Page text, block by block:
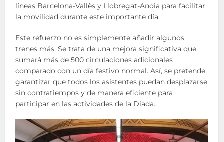
líneas Barcelona-Vallès y Llobregat-Anoia para facilitar
la movilidad durante este importante día.
Este refuerzo no es simplemente añadir algunos
trenes más. Se trata de una mejora significativa que
sumará más de 500 circulaciones adicionales
comparado con un día festivo normal. Así, se pretende
garantizar que todos los asistentes puedan desplazarse
sin contratiempos y de manera eficiente para
participar en las actividades de la Diada.